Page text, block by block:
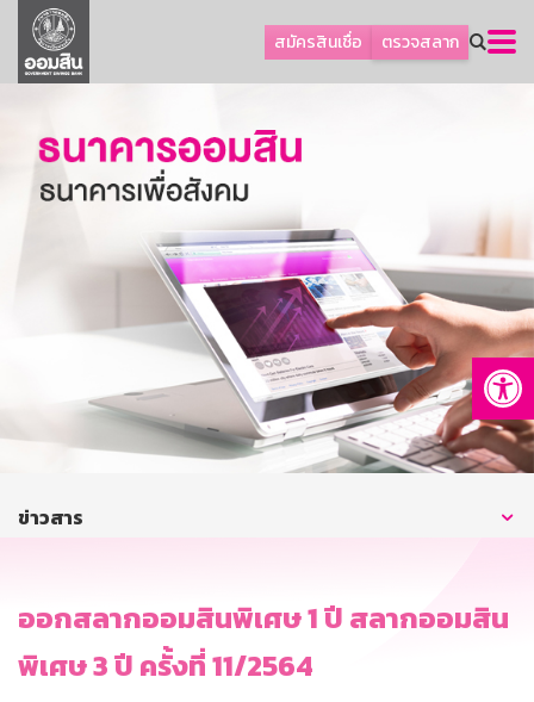
สมัครสินเชื่อ ตรวจสลาก
ลูกค้าธุรกิจ
ลูกค้าผู้ประกอบรายย่อย
ออมเพื่อสุข
เกี่ยวกับธนาคาร
การพัฒนาที่ยั่งยืน
บริการทางการเงิน
ติดต่อเรา
บริการออนไลน์
ข่าวสาร
ออกสลากออมสินพิเศษ 1 ปี สลากออมสิน
พิเศษ 3 ปี ครั้งที่ 11/2564